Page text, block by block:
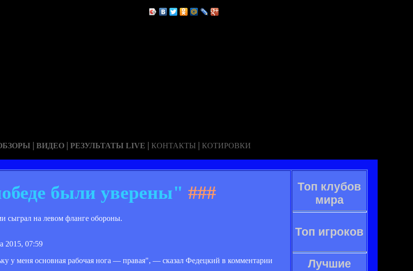
| ВИДЕО | РЕЗУЛЬТАТЫ LIVE | КОНТАКТЫ | КОТИРОВКИ
были уверены" ###
сыграл на левом фланге обороны.
2015, 07:59
у меня основная рабочая нога — правая", — сказал Федецкий в комментарии
Топ клубов
мира
Топ игроков
Лучшие